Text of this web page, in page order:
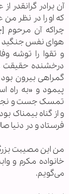
آن برادر گرانقدر
که او را در نظر
چراکه آن مرحوم
هوای نفس جنگید و
و تقوا را
درخشنده حقیقت
گمراهی بیرون
پیمود و «به راه
تمسک جست و نجات
و از گناه بیمناک
فرستاد و در دنیا
من این مصیبت
خانواده مکرم و
می‌گویم.